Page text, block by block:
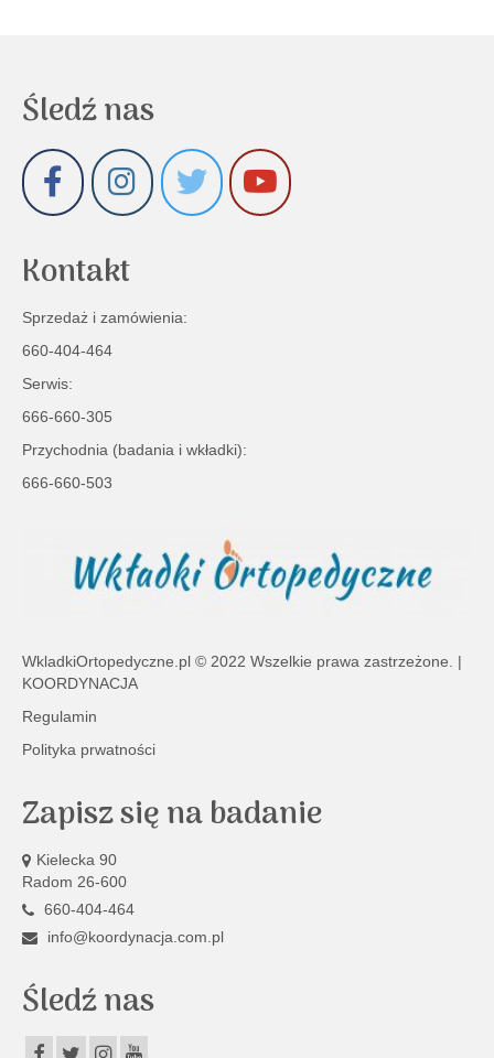
Śledź nas
Kontakt
Sprzedaż i zamówienia:
660-404-464
Serwis:
666-660-305
Przychodnia (badania i wkładki):
666-660-503
WkladkiOrtopedyczne.pl © 2022 Wszelkie prawa zastrzeżone. |
KOORDYNACJA
Regulamin
Polityka prwatności
Zapisz się na badanie
Kielecka 90
Radom 26-600
660-404-464
info@koordynacja.com.pl
Śledź nas